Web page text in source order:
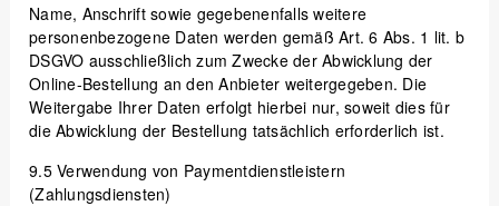
Name, Anschrift sowie gegebenenfalls weitere
personenbezogene Daten werden gemäß Art. 6 Abs. 1 lit. b
DSGVO ausschließlich zum Zwecke der Abwicklung der
Online-Bestellung an den Anbieter weitergegeben. Die
Weitergabe Ihrer Daten erfolgt hierbei nur, soweit dies für
die Abwicklung der Bestellung tatsächlich erforderlich ist.
9.5Verwendung von Paymentdienstleistern
(Zahlungsdiensten)